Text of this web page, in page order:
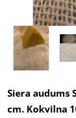
Siera audums
cm. Kokvilna